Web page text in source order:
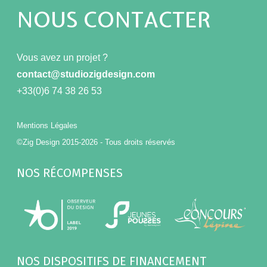
NOUS CONTACTER
Vous avez un projet ?
contact@studiozigdesign.com
+33(0)6 74 38 26 53
Mentions Légales
©Zig Design 2015-2026 - Tous droits réservés
NOS RÉCOMPENSES
NOS DISPOSITIFS DE FINANCEMENT